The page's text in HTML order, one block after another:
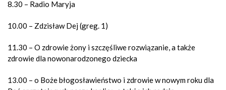
8.30 – Radio Maryja
10.00 – Zdzisław Dej (greg. 1)
11.30 – O zdrowie żony i szczęśliwe rozwiązanie, a także
zdrowie dla nowonarodzonego dziecka
13.00 – o Boże błogosławieństwo i zdrowie w nowym roku dla